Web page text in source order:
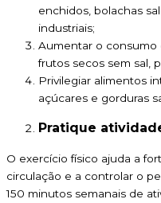
enchidos, bolachas
industriais;
Aumentar o consumo
frutos secos sem sal,
Privilegiar alimentos
açúcares e gorduras
Pratique
O exercício físico ajuda a
circulação e a controlar o
150 minutos semanais de